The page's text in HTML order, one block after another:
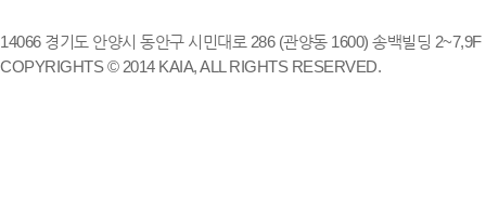
자원인
14066 경기도 안양시 동안구 시민대로 286 (관양동 1600) 송백빌딩
COPYRIGHTS © 2014 KAIA, ALL RIGHTS RESERVED.